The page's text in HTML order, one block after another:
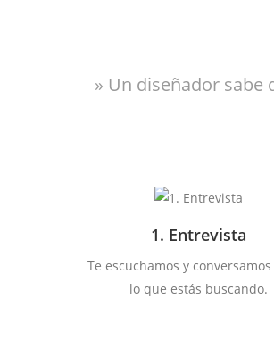
» Un diseñador sabe
1. Entrevista
Te escuchamos y
lo que estás buscando.